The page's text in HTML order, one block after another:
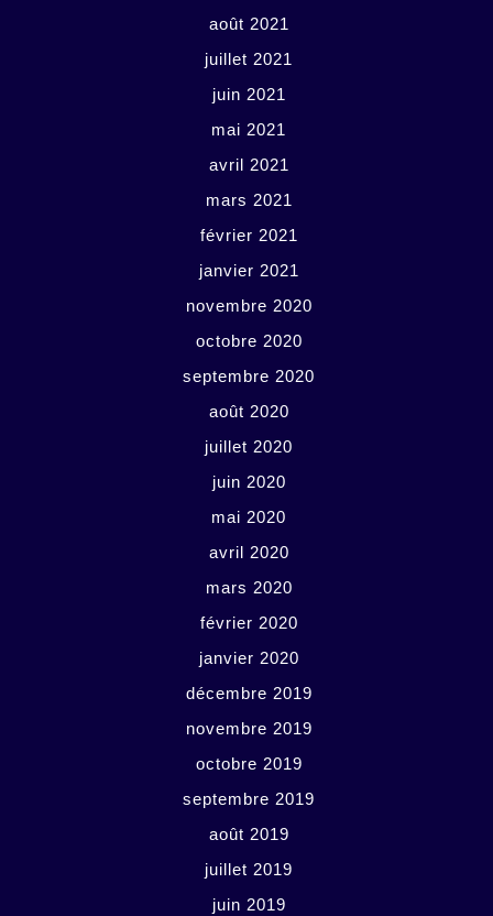
août 2021
juillet 2021
juin 2021
mai 2021
avril 2021
mars 2021
février 2021
janvier 2021
novembre 2020
octobre 2020
septembre 2020
août 2020
juillet 2020
juin 2020
mai 2020
avril 2020
mars 2020
février 2020
janvier 2020
décembre 2019
novembre 2019
octobre 2019
septembre 2019
août 2019
juillet 2019
juin 2019